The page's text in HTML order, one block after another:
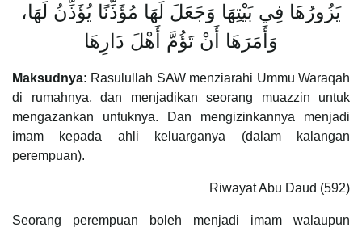
يَزُورُهَا فِي بَيْتِهَا وَجَعَلَ لَهَا مُؤَذِّنًا يُؤَذِّنُ لَهَا،
وَأَمَرَهَا أَنْ تَؤُمَّ أَهْلَ دَارِهَا
Maksudnya: Rasulullah SAW menziarahi Ummu Waraqah
di rumahnya, dan menjadikan seorang muazzin untuk
mengazankan untuknya. Dan mengizinkannya menjadi
imam kepada ahli keluarganya (dalam kalangan
perempuan).
Riwayat Abu Daud (592)
Seorang perempuan boleh menjadi imam walaupun